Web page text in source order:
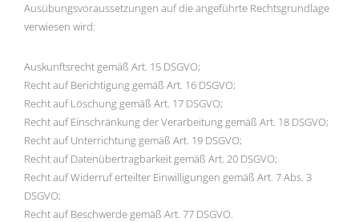
Ausübungsvoraussetzungen auf die angeführte Rechtsgrundlage
verwiesen wird:
Auskunftsrecht gemäß Art. 15 DSGVO;
Recht auf Berichtigung gemäß Art. 16 DSGVO;
Recht auf Löschung gemäß Art. 17 DSGVO;
Recht auf Einschränkung der Verarbeitung gemäß Art. 18 DSGVO;
Recht auf Unterrichtung gemäß Art. 19 DSGVO;
Recht auf Datenübertragbarkeit gemäß Art. 20 DSGVO;
Recht auf Widerruf erteilter Einwilligungen gemäß Art. 7 Abs. 3
DSGVO;
Recht auf Beschwerde gemäß Art. 77 DSGVO.